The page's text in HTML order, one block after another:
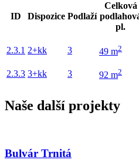
ID Dispozice Podlaží
Celková
pl.
2.3.1 2+kk 3 49 m2
2.3.3 3+kk 3 92 m2
Naše další projekty
Bulvár Trnitá